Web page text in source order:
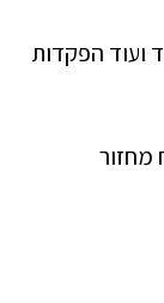
ועוד הפקדות
ש"ח מחזור